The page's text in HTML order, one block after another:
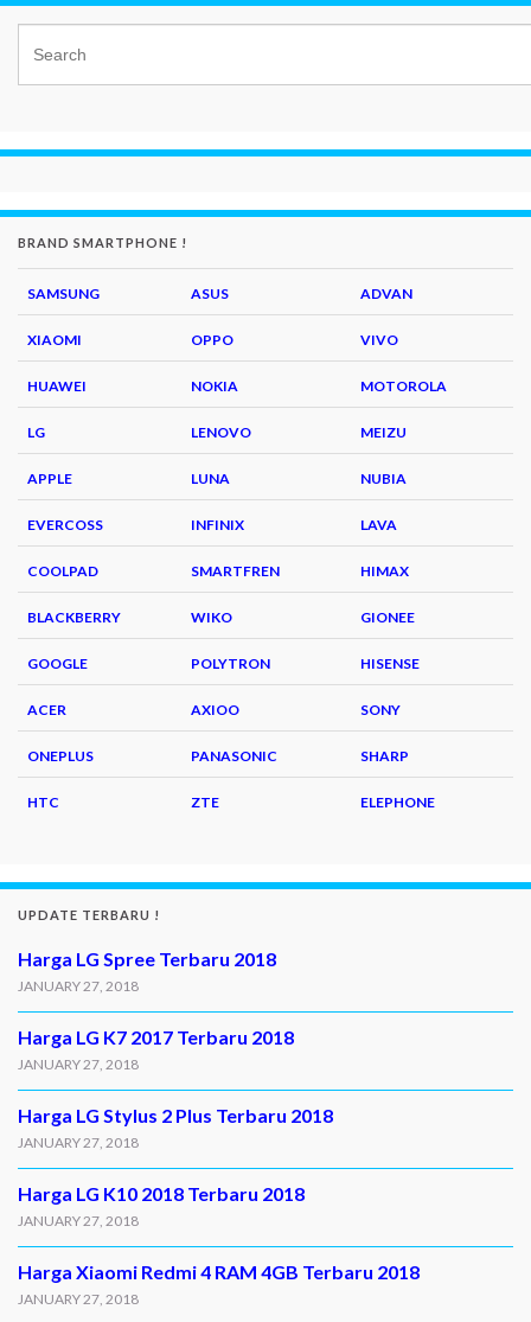
BRAND SMARTPHONE !
SAMSUNG ASUS ADVAN
XIAOMI OPPO VIVO
HUAWEI NOKIA MOTOROLA
LG LENOVO MEIZU
APPLE LUNA NUBIA
EVERCOSS INFINIX LAVA
COOLPAD SMARTFREN HIMAX
BLACKBERRY WIKO GIONEE
GOOGLE POLYTRON HISENSE
ACER AXIOO SONY
ONEPLUS PANASONIC SHARP
HTC ZTE ELEPHONE
UPDATE TERBARU !
Harga LG Spree Terbaru 2018
JANUARY 27, 2018
Harga LG K7 2017 Terbaru 2018
JANUARY 27, 2018
Harga LG Stylus 2 Plus Terbaru 2018
JANUARY 27, 2018
Harga LG K10 2018 Terbaru 2018
JANUARY 27, 2018
Harga Xiaomi Redmi 4 RAM 4GB Terbaru 2018
JANUARY 27, 2018